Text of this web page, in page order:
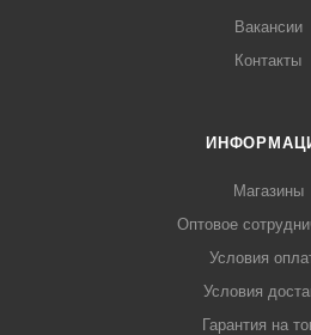
Вакансии
Контакты
Магазины
Оптовое
Условия
Условия
Гарантия на